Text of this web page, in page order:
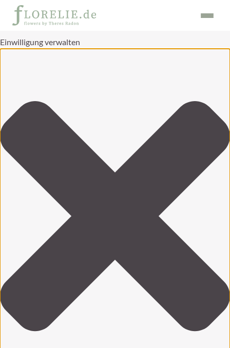
Einwilligung verwalten